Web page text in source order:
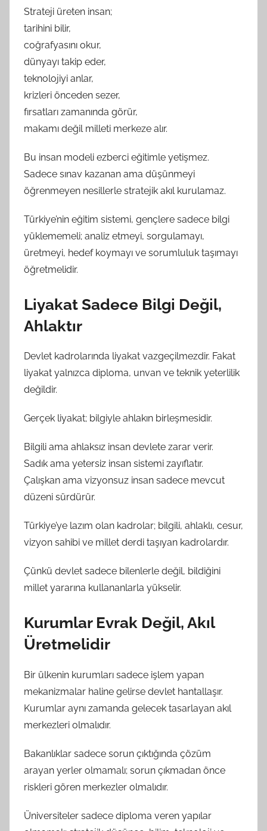
Strateji üreten insan;
tarihini bilir,
coğrafyasını okur,
dünyayı takip eder,
teknolojiyi anlar,
krizleri önceden sezer,
fırsatları zamanında görür,
makamı değil milleti merkeze alır.
Bu insan modeli ezberci eğitimle yetişmez.
Sadece sınav kazanan ama düşünmeyi
öğrenmeyen nesillerle stratejik akıl kurulamaz.
Türkiye’nin eğitim sistemi, gençlere sadece bilgi
yüklememeli; analiz etmeyi, sorgulamayı,
üretmeyi, hedef koymayı ve sorumluluk taşımayı
öğretmelidir.
Liyakat Sadece Bilgi Değil,
Ahlaktır
Devlet kadrolarında liyakat vazgeçilmezdir. Fakat
liyakat yalnızca diploma, unvan ve teknik yeterlilik
değildir.
Gerçek liyakat; bilgiyle ahlakın birleşmesidir.
Bilgili ama ahlaksız insan devlete zarar verir.
Sadık ama yetersiz insan sistemi zayıflatır.
Çalışkan ama vizyonsuz insan sadece mevcut
düzeni sürdürür.
Türkiye’ye lazım olan kadrolar; bilgili, ahlaklı, cesur,
vizyon sahibi ve millet derdi taşıyan kadrolardır.
Çünkü devlet sadece bilenlerle değil, bildiğini
millet yararına kullananlarla yükselir.
Kurumlar Evrak Değil, Akıl
Üretmelidir
Bir ülkenin kurumları sadece işlem yapan
mekanizmalar haline gelirse devlet hantallaşır.
Kurumlar aynı zamanda gelecek tasarlayan akıl
merkezleri olmalıdır.
Bakanlıklar sadece sorun çıktığında çözüm
arayan yerler olmamalı; sorun çıkmadan önce
riskleri gören merkezler olmalıdır.
Üniversiteler sadece diploma veren yapılar